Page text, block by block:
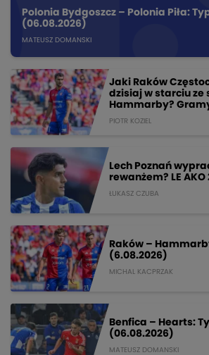
Polonia Bydgoszcz – Polonia Piła:
(06.08.2026)
MATEUSZ DOMANSKI
Jaki Raków
dzisiaj w starciu ze
Hammarby?
PIOTR KOZIEL
Lech Poznań
rewanżem? LE AKO
ŁUKASZ CZUBA
Raków –
(6.08.2026)
MICHAL KACPRZAK
Benfica – Hearts:
(06.08.2026)
MATEUSZ DOMANSKI